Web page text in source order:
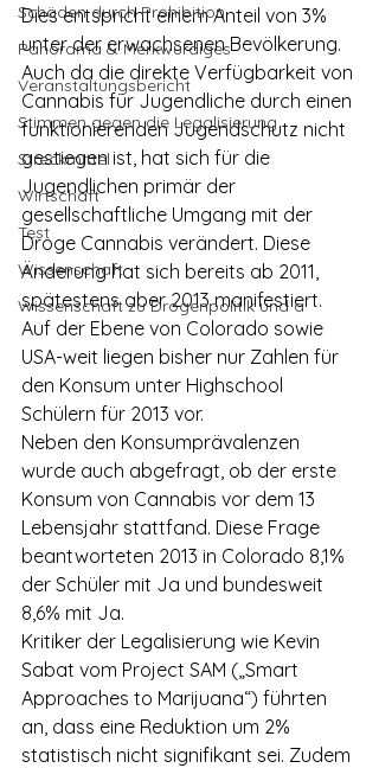
Schäden durch Prohibition
Panorama & Merkwürdiges
Veranstaltungsbericht
Stimmen gegen die Legalisierung
Streckmittel
Wirtschaft
Test
Wissenschaft
Wissenschaft zu Drogenpolitik und a
Dies entspricht einem Anteil von 3%
unter der erwachsenen Bevölkerung.
Auch da die direkte Verfügbarkeit von
Cannabis für Jugendliche durch einen
funktionierenden Jugendschutz nicht
gestiegen ist, hat sich für die
Jugendlichen primär der
gesellschaftliche Umgang mit der
Droge Cannabis verändert. Diese
Änderung hat sich bereits ab 2011,
spätestens aber 2013 manifestiert.
Auf der Ebene von Colorado sowie
USA-weit liegen bisher nur Zahlen für
den Konsum unter Highschool
Schülern für 2013 vor.
Neben den Konsumprävalenzen
wurde auch abgefragt, ob der erste
Konsum von Cannabis vor dem 13
Lebensjahr stattfand. Diese Frage
beantworteten 2013 in Colorado 8,1%
der Schüler mit Ja und bundesweit
8,6% mit Ja.
Kritiker der Legalisierung wie Kevin
Sabat vom Project SAM („Smart
Approaches to Marijuana“) führten
an, dass eine Reduktion um 2%
statistisch nicht signifikant sei. Zudem